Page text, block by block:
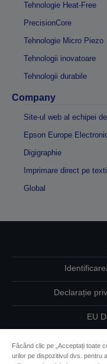
Tehnologie Heat-Free
PrecisionCore
Tehnologie Micro Piezo
Tehnologii inovatoare
Tehnologii durabile
Company
Site-ul web al echipei
Epson Europe
Digigraphie
Imprimare direct pe
Global
Declarație
EU
Făcând clic pe „Acceptați toate
urilor pe dispozitivul dvs. pentru